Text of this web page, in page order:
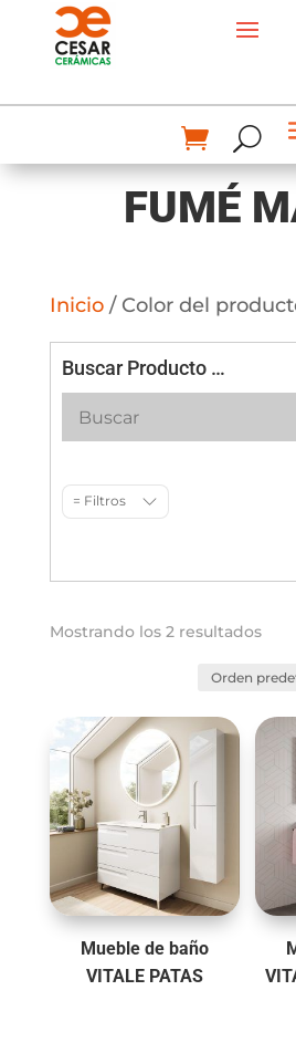
FUMÉ
Inicio/ Color del
Buscar Producto …
= Filtros
Mostrando los 2 resultados
Mueble de baño
VITALE PATAS